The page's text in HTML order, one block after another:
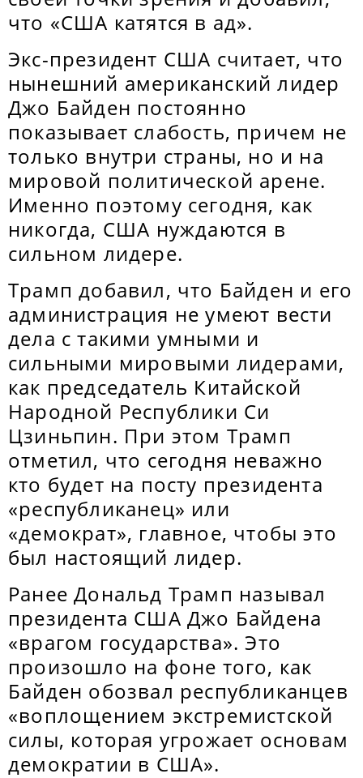
что «США катятся в ад».
Экс-президент США считает, что
нынешний американский лидер
Джо Байден постоянно
показывает слабость, причем не
только внутри страны, но и на
мировой политической арене.
Именно поэтому сегодня, как
никогда, США нуждаются в
сильном лидере.
Трамп добавил, что Байден и его
администрация не умеют вести
дела с такими умными и
сильными мировыми лидерами,
как председатель Китайской
Народной Республики Си
Цзиньпин. При этом Трамп
отметил, что сегодня неважно
кто будет на посту президента
«республиканец» или
«демократ», главное, чтобы это
был настоящий лидер.
Ранее Дональд Трамп называл
президента США Джо Байдена
«врагом государства». Это
произошло на фоне того, как
Байден обозвал республиканцев
«воплощением экстремистской
силы, которая угрожает основам
демократии в США».